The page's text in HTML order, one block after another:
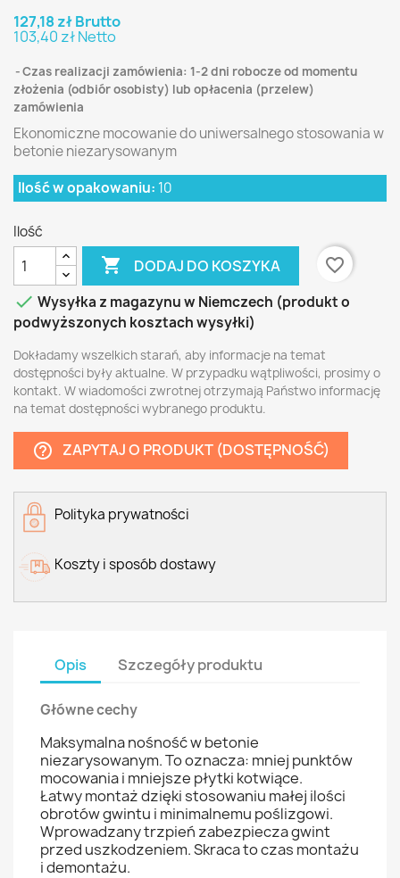
127,18 zł Brutto
103,40 zł Netto
Czas realizacji zamówienia: 1-2 dni robocze od momentu
złożenia (odbiór osobisty) lub opłacenia (przelew)
zamówienia
Ekonomiczne mocowanie do uniwersalnego stosowania w
betonie niezarysowanym
Ilość w opakowaniu: 10
Ilość
 DODAJ DO KOSZYKA
favorite_border
 Wysyłka z magazynu w Niemczech (produkt o
podwyższonych kosztach wysyłki)
Dokładamy wszelkich starań, aby informacje na temat
dostępności były aktualne. W przypadku wątpliwości, prosimy o
kontakt. W wiadomości zwrotnej otrzymają Państwo informację
na temat dostępności wybranego produktu.
help_outline ZAPYTAJ O PRODUKT (DOSTĘPNOŚĆ)
Polityka prywatności
Koszty i sposób dostawy
Opis Szczegóły produktu
Główne cechy
Maksymalna nośność w betonie
niezarysowanym. To oznacza: mniej punktów
mocowania i mniejsze płytki kotwiące.
Łatwy montaż dzięki stosowaniu małej ilości
obrotów gwintu i minimalnemu poślizgowi.
Wprowadzany trzpień zabezpiecza gwint
przed uszkodzeniem. Skraca to czas montażu
i demontażu.